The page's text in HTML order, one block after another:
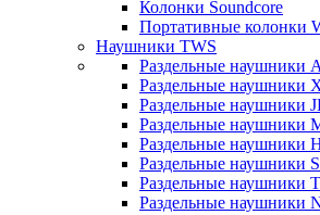
Колонки Soundcore
Портативные колонки
Наушники TWS
Раздельные наушники
Раздельные наушники
Раздельные наушники
Раздельные наушники
Раздельные наушники
Раздельные наушники
Раздельные наушники
Раздельные наушники